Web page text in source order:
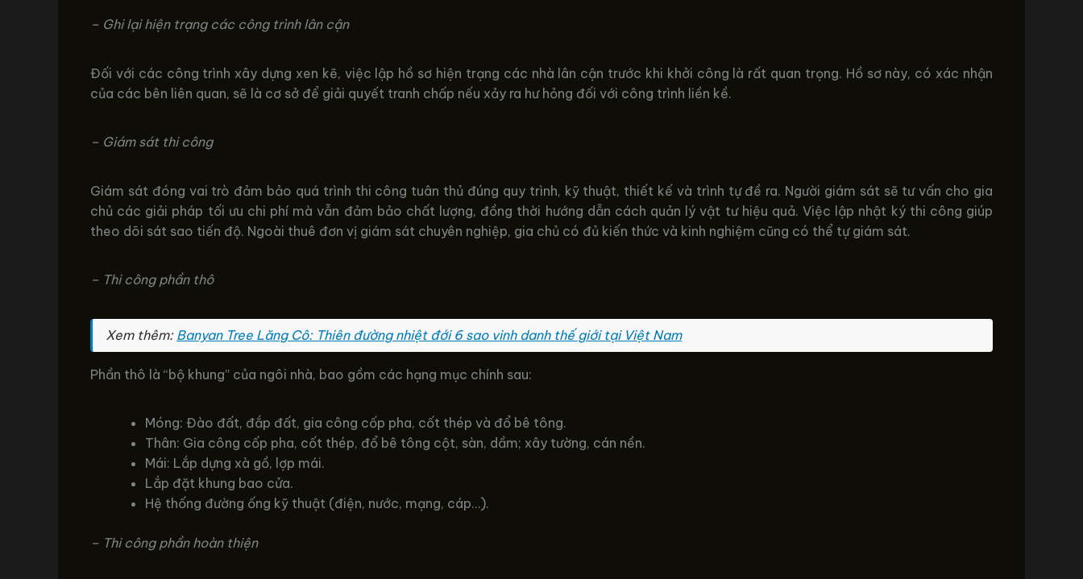
– Ghi lại hiện trạng các công trình lân cận
Đối với các công trình xây dựng xen kẽ, việc lập hồ sơ hiện trạng các nhà lân cận trước khi khởi công là rất quan trọng. Hồ sơ này, có xác nhận
của các bên liên quan, sẽ là cơ sở để giải quyết tranh chấp nếu xảy ra hư hỏng đối với công trình liền kề.
– Giám sát thi công
Giám sát đóng vai trò đảm bảo quá trình thi công tuân thủ đúng quy trình, kỹ thuật, thiết kế và trình tự đề ra. Người giám sát sẽ tư vấn cho gia
chủ các giải pháp tối ưu chi phí mà vẫn đảm bảo chất lượng, đồng thời hướng dẫn cách quản lý vật tư hiệu quả. Việc lập nhật ký thi công giúp
theo dõi sát sao tiến độ. Ngoài thuê đơn vị giám sát chuyên nghiệp, gia chủ có đủ kiến thức và kinh nghiệm cũng có thể tự giám sát.
– Thi công phần thô
Xem thêm: Banyan Tree Lăng Cô: Thiên đường nhiệt đới 6 sao vinh danh thế giới tại Việt Nam
Phần thô là “bộ khung” của ngôi nhà, bao gồm các hạng mục chính sau:
Móng: Đào đất, đắp đất, gia công cốp pha, cốt thép và đổ bê tông.
Thân: Gia công cốp pha, cốt thép, đổ bê tông cột, sàn, dầm; xây tường, cán nền.
Mái: Lắp dựng xà gồ, lợp mái.
Lắp đặt khung bao cửa.
Hệ thống đường ống kỹ thuật (điện, nước, mạng, cáp…).
– Thi công phần hoàn thiện